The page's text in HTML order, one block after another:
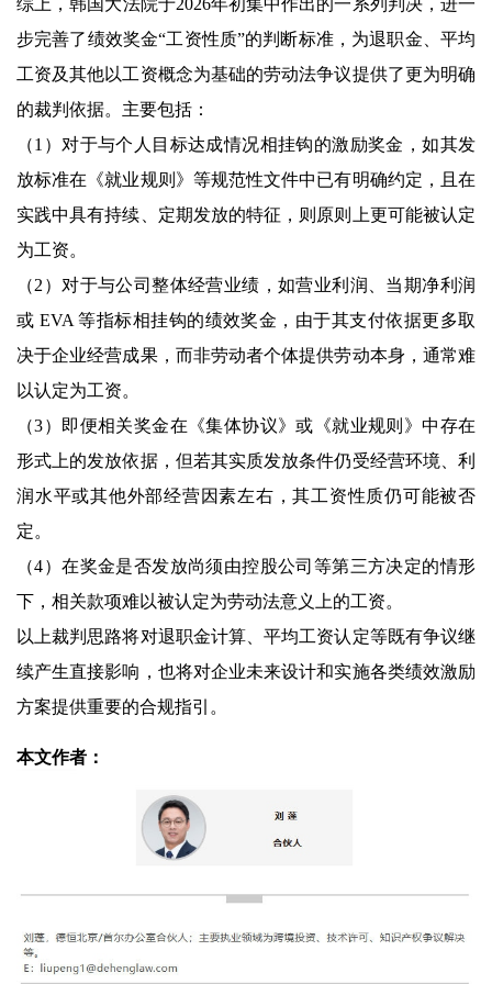
综上，韩国大法院于2026年初集中作出的一系列判决，进一
步完善了绩效奖金“工资性质”的判断标准，为退职金、平均
工资及其他以工资概念为基础的劳动法争议提供了更为明确
的裁判依据。主要包括：
（1）对于与个人目标达成情况相挂钩的激励奖金，如其发
放标准在《就业规则》等规范性文件中已有明确约定，且在
实践中具有持续、定期发放的特征，则原则上更可能被认定
为工资。
（2）对于与公司整体经营业绩，如营业利润、当期净利润
或 EVA 等指标相挂钩的绩效奖金，由于其支付依据更多取
决于企业经营成果，而非劳动者个体提供劳动本身，通常难
以认定为工资。
（3）即便相关奖金在《集体协议》或《就业规则》中存在
形式上的发放依据，但若其实质发放条件仍受经营环境、利
润水平或其他外部经营因素左右，其工资性质仍可能被否
定。
（4）在奖金是否发放尚须由控股公司等第三方决定的情形
下，相关款项难以被认定为劳动法意义上的工资。
以上裁判思路将对退职金计算、平均工资认定等既有争议继
续产生直接影响，也将对企业未来设计和实施各类绩效激励
方案提供重要的合规指引。
本文作者：